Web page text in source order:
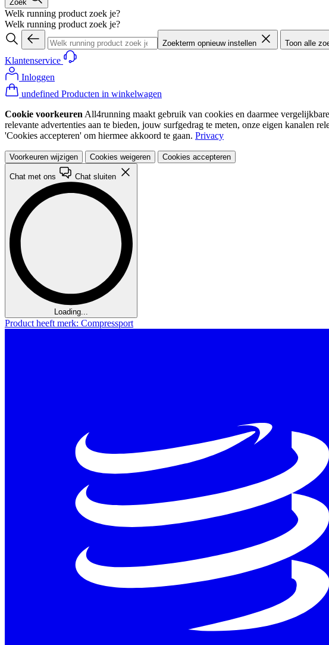
Zoek
Welk running product zoek je?
Welk running product zoek je?
Zoekterm opnieuw instellen Toon alle
Klantenservice
Inloggen
undefined Producten in winkelwagen
Cookie voorkeuren All4running maakt gebruik van cookies en daarmee
relevante advertenties aan te bieden, jouw surfgedrag te meten, onze eigen kanalen
'Cookies accepteren' om hiermee akkoord te gaan. Privacy
Voorkeuren wijzigen Cookies weigeren Cookies accepteren
Chat met ons Chat sluiten
Loading...
Product heeft merk: Compressport